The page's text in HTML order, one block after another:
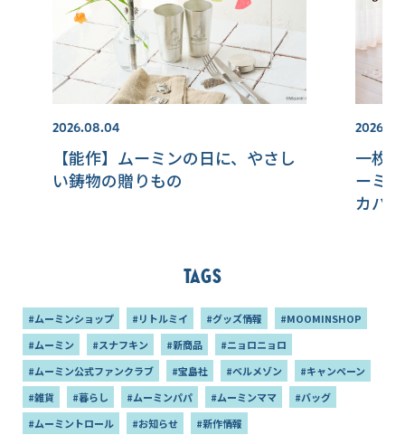
2026.08.04
【能作】ムーミンの日に、やさし
い鋳物の贈りもの
一枚
ーミ
カバ
Tags
#ムーミンショップ #リトルミイ #グッズ情報
#MOOMINSHOP
#ムーミン
#スナフキン #新商品
#ニョロニョロ
#ムーミン公式ファンクラブ
#宝島社 #ベルメゾン
#キャンペーン
#雑貨
#暮らし #ムーミンパパ #ムーミンママ
#バッグ
#ムーミントロール
#お知らせ #新作情報